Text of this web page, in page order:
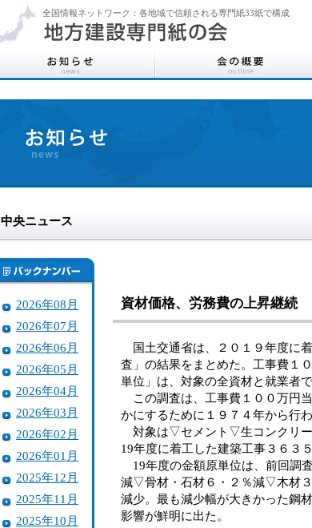
全国情報ネットワーク：各地域で信頼される専門紙33紙で構成
中央ニュース
2026年08月
2026年07月
2026年06月
2026年05月
2026年04月
2026年03月
2026年02月
2026年01月
2025年12月
2025年11月
2025年10月
資材価格、労務費の上昇継続
国土交通省は、２０１９年度に
査」の結果をまとめた。工事費１
単位」は、対象の全資材と就業者
この調査は、工事費１００万円
かにするために１９７４年から行わ
対象は▽セメント▽生コンクリ
19年度に着工した建築工事３６３
19年度の金額原単位は、前回調
減▽骨材・石材６・２％減▽木材
減少。最も減少幅が大きかった鋼
影響が鮮明に出た。